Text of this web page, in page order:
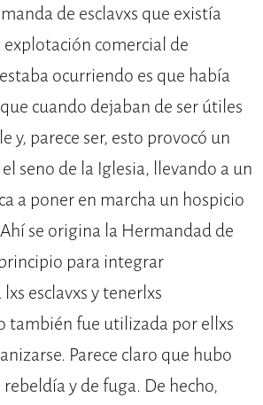
de esclavxs que existía
comercial de
ocurriendo es que había
cuando dejaban de ser útiles
y, parece ser, esto provocó un
seno de la Iglesia, llevando a un
a poner en marcha un hospicio
se origina la Hermandad de
para integrar
esclavxs y tenerlxs
también fue utilizada por ellxs
Parece claro que hubo
rebeldía y de fuga. De hecho,